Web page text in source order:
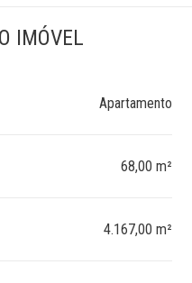
IMÓVEL
Apartamento
68,00 m²
4.167,00 m²